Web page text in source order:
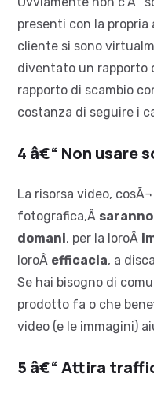
presenti con la
cliente si sono
diventato un rapporto
rapporto di scambio
costanza di seguire i
4 â€“ Non usare
La risorsa video,
fotografica,Â
domani, per la loroÂ
loroÂ efficacia, a
Se hai bisogno di
prodotto fa o che
video (e le immagini)
5 â€“ Attira